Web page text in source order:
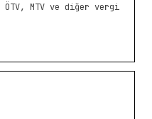
MTV ve diğer vergi